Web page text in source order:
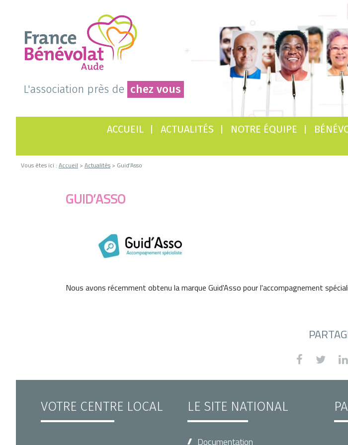
L'association près de chez vous
ACCUEIL ACTUALITÉS NOTRE ÉQUIPE
Vous êtes ici : Accueil > Actualités > Guid’Asso
GUID’ASSO
Nous avons récemment obtenu la marque Guid'Asso pour l'accompagnement
VOTRE CENTRE LOCAL LE SITE NATIONAL
Documentation